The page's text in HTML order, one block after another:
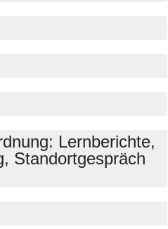
Lernberichte,
Standortgespräch